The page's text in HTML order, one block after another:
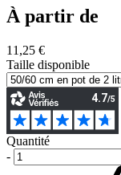
À partir de
11,25 €
Taille disponible
Quantité
-